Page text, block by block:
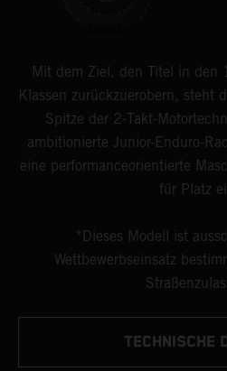
Mit dem Ziel, den Titel in den
Klassen zurückzuerobern, steht
Spitze der 2-Takt-
ambitionierte Junior-Enduro-
eine performanceorientierte
für Platz
*Dieses Modell ist
Wettbewerbseinsatz
TECHNISCHE